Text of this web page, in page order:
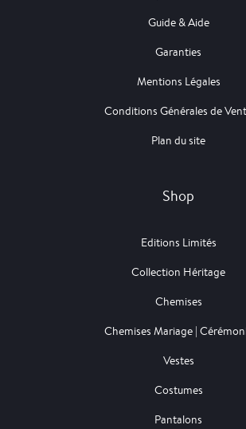
Guide & Aide
Garanties
Mentions Légales
Conditions Générales de
Plan du site
Shop
Editions Limités
Collection Héritage
Chemises
Chemises Mariage |
Vestes
Costumes
Pantalons